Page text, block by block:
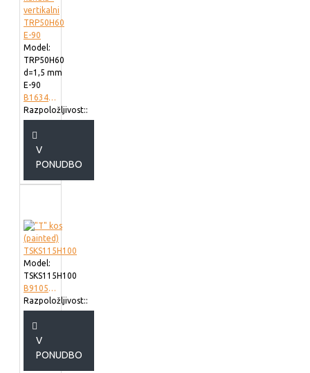
Model:
TRP50H60
d=1,5 mm
E-90
B163423
Razpoložljivost::
V
PONUDBO
Model:
TSKS115H100
B910511
Razpoložljivost::
V
PONUDBO